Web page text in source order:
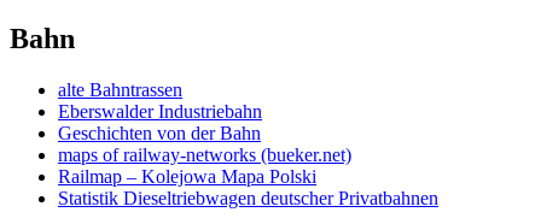
Bahn
alte Bahntrassen
Eberswalder Industriebahn
Geschichten von der Bahn
maps of railway-networks (bueker.net)
Railmap – Kolejowa Mapa Polski
Statistik Dieseltriebwagen deutscher Privatbahnen